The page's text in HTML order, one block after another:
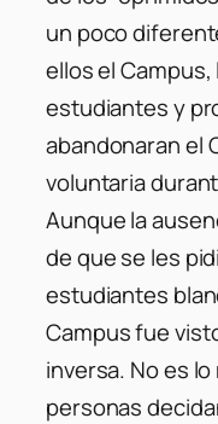
un poco
ellos el
estudiantes y
abandonaran el
voluntaria
Aunque la
de que se les
estudiantes
Campus fue
inversa. No es
personas